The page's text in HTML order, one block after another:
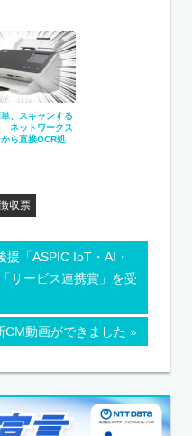
、スキャンする
ネットワークス
ら直接OCR処
収票
援「ASPIC IoT・AI・
サービス連携賞」を受
CM動画ができました